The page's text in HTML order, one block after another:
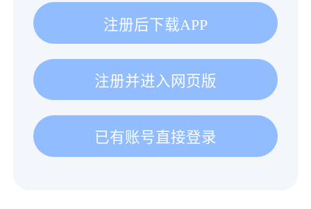
注册后下载APP
注册并进入网页版
已有账号直接登录